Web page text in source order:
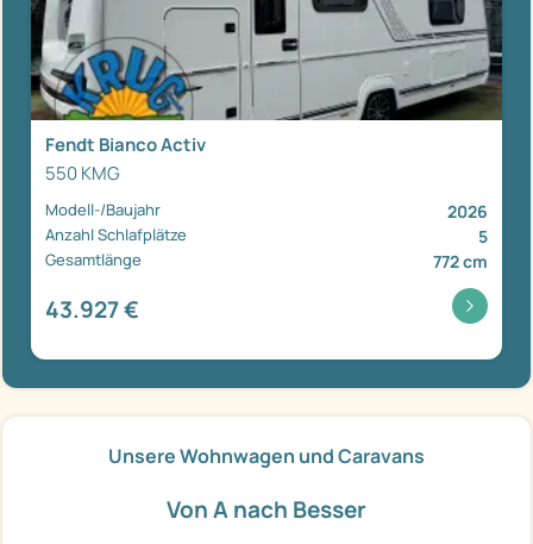
Fendt Bianco Activ
550 KMG
Modell-/Baujahr 2026
Anzahl Schlafplätze 5
Gesamtlänge 772 cm
43.927 €
Unsere Wohnwagen und Caravans
Von A nach Besser